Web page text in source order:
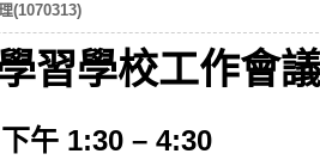
(1070313)
習學校工作會
午 1:30 – 4:30